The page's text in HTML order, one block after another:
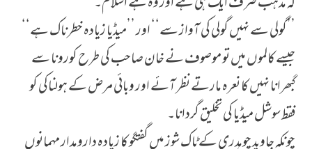
’’گولی سے نہیں گولی کی آواز سے‘‘ اور ’’میڈیا زیادہ خطرناک ہے‘‘
جیسے کالموں میں تو موصوف نے خان صاحب کی طرح کورونا سے
گبھرانا نہیں کا نعرہ مارتے نظر آئے اور وبائی مرض کے ہولناکی کو
فقط سوشل میڈیا کی تخلیق گردانا۔
چونکہ جاوید چوہدری کے ٹاک شوز میں گفتگو کا زیادہ دارومدار مہمانوں